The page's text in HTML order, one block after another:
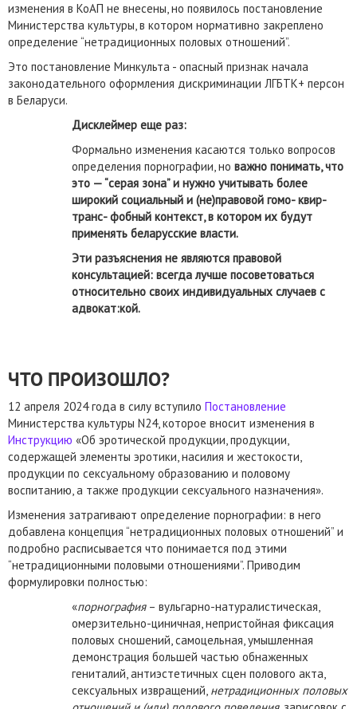
изменения в КоАП не внесены, но появилось постановление
Министерства культуры, в котором нормативно закреплено
определение “нетрадиционных половых отношений”.
Это постановление Минкульта - опасный признак начала
законодательного оформления дискриминации ЛГБТК+ персон
в Беларуси.
Дисклеймер еще раз:
Формально изменения касаются только вопросов
определения порнографии, но важно понимать, что
это —“серая зона” и нужно учитывать более
широкий социальный и (не)правовой гомо- квир-
транс- фобный контекст, в котором их будут
применять беларусские власти.
Эти разъяснения не являются правовой
консультацией: всегда лучше посоветоваться
относительно своих индивидуальных случаев с
адвокат:кой.
ЧТО ПРОИЗОШЛО?
12 апреля 2024 года в силу вступило Постановление
Министерства культуры N24, которое вносит изменения в
Инструкцию «Об эротической продукции, продукции,
содержащей элементы эротики, насилия и жестокости,
продукции по сексуальному образованию и половому
воспитанию, а также продукции сексуального назначения».
Изменения затрагивают определение порнографии: в него
добавлена концепция “нетрадиционных половых отношений” и
подробно расписывается что понимается под этими
“нетрадиционными половыми отношениями”. Приводим
формулировки полностью:
«порнография– вульгарно-натуралистическая,
омерзительно-циничная, непристойная фиксация
половых сношений, самоцельная, умышленная
демонстрация большей частью обнаженных
гениталий, антиэстетичных сцен полового акта,
сексуальных извращений, нетрадиционных половых